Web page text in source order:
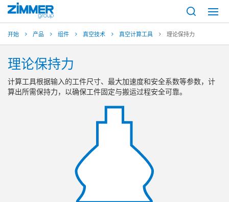
开始 产品 组件 真空技术 真空计算工具 理论保持力
理论保持力
计算工具根据输入的工件尺寸、最大加速度和安全系数等参数，计
算出所需保持力，以确保工件固定与搬运过程安全可靠。